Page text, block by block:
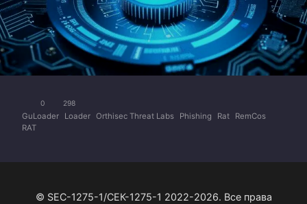
0 298
GuLoader Loader Orthisec Threat Labs Phishing Rat
RemCos
RAT
© SEC-1275-1/СЕК-1275-1 2022-2026. Все права